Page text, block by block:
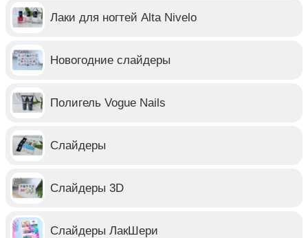
Лаки для ногтей Alta Nivelo
Новогодние слайдеры
Полигель Vogue Nails
Слайдеры
Слайдеры 3D
Слайдеры ЛакШери